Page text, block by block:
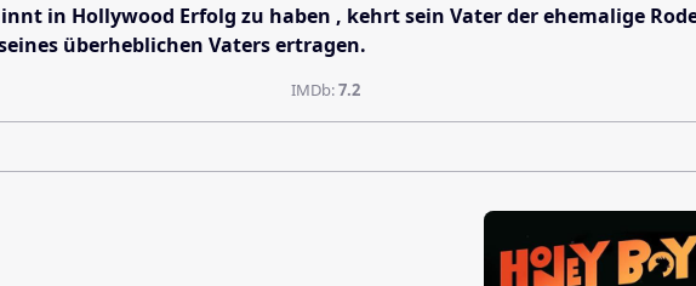
in Hollywood Erfolg zu haben , kehrt sein Vater der ehemalige
überheblichen Vaters ertragen.
IMDb:7.2